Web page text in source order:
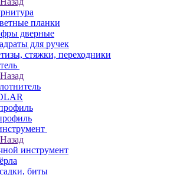
планки
дверные
для ручек
стяжки, переходники
Назад
Назад
инструмент
биты